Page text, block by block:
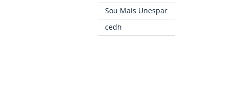
Sou Mais Unespar
cedh